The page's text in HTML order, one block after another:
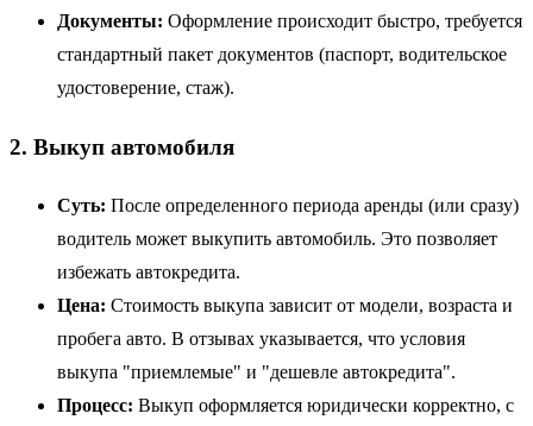
Документы: Оформление происходит быстро, требуется
стандартный пакет документов (паспорт, водительское
удостоверение, стаж).
2. Выкуп автомобиля
Суть: После определенного периода аренды (или сразу)
водитель может выкупить автомобиль. Это позволяет
избежать автокредита.
Цена: Стоимость выкупа зависит от модели, возраста и
пробега авто. В отзывах указывается, что условия
выкупа "приемлемые" и "дешевле автокредита".
Процесс: Выкуп оформляется юридически корректно, с